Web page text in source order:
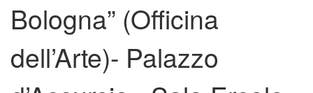
Bologna” (Officina
dell’Arte)- Palazzo